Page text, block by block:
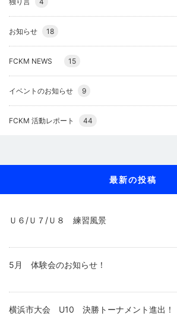
お知らせ 18
FCKM NEWS 15
イベントのお知らせ 9
FCKM 活動レポート 44
最新の投稿
Ｕ６/Ｕ７/Ｕ８ 練習風景
5月 体験会のお知らせ！
横浜市大会 U10 決勝トーナメント進出！